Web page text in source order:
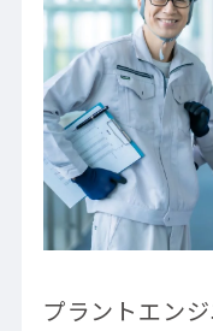
プラントエン